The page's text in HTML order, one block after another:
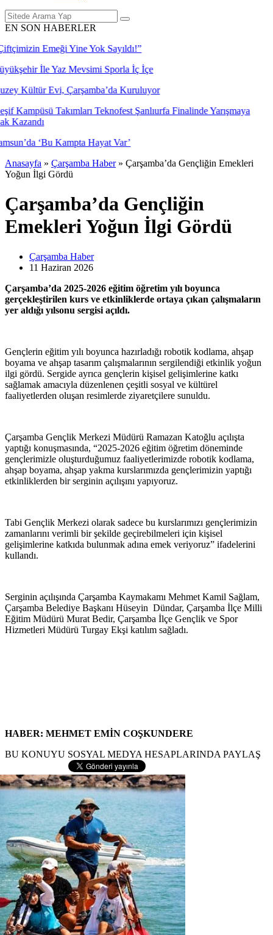
EN SON HABERLER
Anasayfa » Çarşamba Haber » Çarşamba’da Gençliğin Emekleri
Yoğun İlgi Gördü
Çarşamba’da Gençliğin
Emekleri Yoğun İlgi Gördü
Çarşamba Haber
11 Haziran 2026
Çarşamba’da 2025-2026 eğitim öğretim yılı boyunca
gerçekleştirilen kurs ve etkinliklerde ortaya çıkan çalışmaların
yer aldığı yılsonu sergisi açıldı.
Gençlerin eğitim yılı boyunca hazırladığı robotik kodlama, ahşap
boyama ve ahşap tasarım çalışmalarının sergilendiği etkinlik yoğun
ilgi gördü. Sergide ayrıca gençlerin kişisel gelişimlerine katkı
sağlamak amacıyla düzenlenen çeşitli sosyal ve kültürel
faaliyetlerden oluşan resimlerde ziyaretçilere sunuldu.
Çarşamba Gençlik Merkezi Müdürü Ramazan Katoğlu açılışta
yaptığı konuşmasında, “2025-2026 eğitim öğretim döneminde
gençlerimizle oluşturduğumuz faaliyetlerimizde robotik kodlama,
ahşap boyama, ahşap yakma kurslarımızda gençlerimizin yaptığı
etkinliklerden bir serginin açılışını yapıyoruz.
Tabi Gençlik Merkezi olarak sadece bu kurslarımızı gençlerimizin
zamanlarını verimli bir şekilde geçirebilmeleri için kişisel
gelişimlerine katkıda bulunmak adına emek veriyoruz” ifadelerini
kullandı.
Serginin açılışında Çarşamba Kaymakamı Mehmet Kamil Sağlam,
Çarşamba Belediye Başkanı Hüseyin Dündar, Çarşamba İlçe Milli
Eğitim Müdürü Murat Bedir, Çarşamba İlçe Gençlik ve Spor
Hizmetleri Müdürü Turgay Ekşi katılım sağladı.
HABER: MEHMET EMİN COŞKUNDERE
BU KONUYU SOSYAL MEDYA HESAPLARINDA PAYLAŞ